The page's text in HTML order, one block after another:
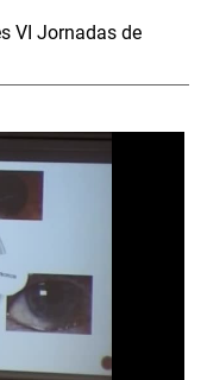
VI Jornadas de